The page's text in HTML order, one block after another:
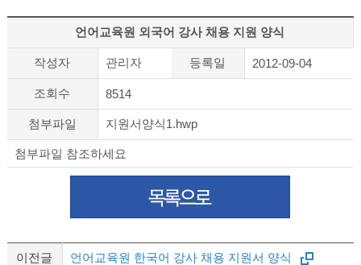
언어교육원 외국어 강사 채용 지원 양식
작성자 관리자 등록일 2012-09-04
조회수 8514
첨부파일 지원서양식1.hwp
첨부파일 참조하세요
이전글 언어교육원 한국어 강사 채용 지원서 양식